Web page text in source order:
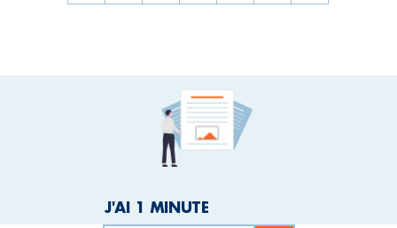
J'AI 1 MINUTE